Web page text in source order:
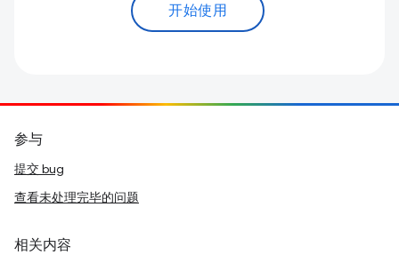
开始使用
参与
提交 bug
查看未处理完毕的问题
相关内容